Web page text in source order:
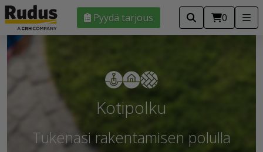
Pyydä tarjous 0
Kotipolku
Tukenasi rakentamisen polulla